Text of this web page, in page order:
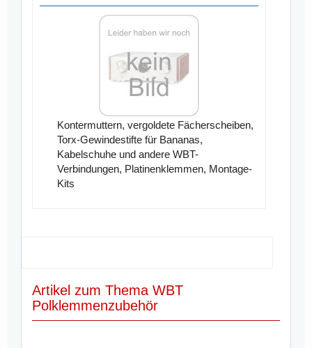
Kontermuttern, vergoldete Fächerscheiben,
Torx-Gewindestifte für Bananas,
Kabelschuhe und andere WBT-
Verbindungen, Platinenklemmen, Montage-
Kits
Artikel zum Thema WBT
Polklemmenzubehör